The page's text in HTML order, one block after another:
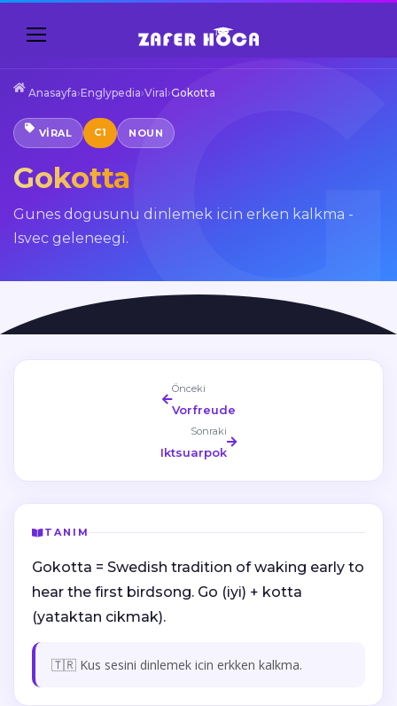
Anasayfa›Englypedia›Viral ›Gokotta
VIRAL C1 NOUN
Gokotta
Gunes dogusunu dinlemek icin erken kalkma -
Isvec geleneegi.
Önceki
Vorfreude
Sonraki
Iktsuarpok
TANIM
Gokotta = Swedish tradition of waking early to
hear the first birdsong. Go (iyi) + kotta
(yataktan cikmak).
🇹🇷 Kus sesini dinlemek icin erkken kalkma.